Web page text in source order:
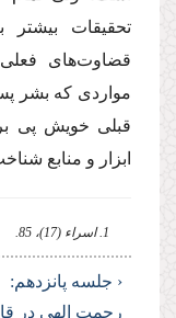
تحقیقات بیشتر
قضاوت‌هاى
مواردى كه بشر
قبلى خویش پى
ابزار و منابع
1. اسراء (17)، 85.
‹ جلسه پانزدهم:
رحمت الهى در